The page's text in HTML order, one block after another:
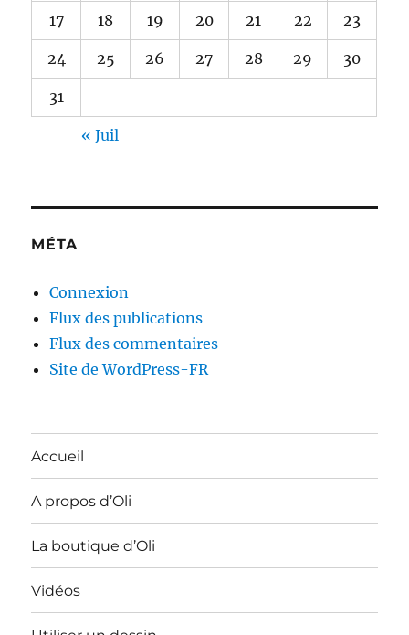
17 18 19 20 21 22 23
24 25 26 27 28 29 30
31
« Juil
MÉTA
Connexion
Flux des publications
Flux des commentaires
Site de WordPress-FR
Accueil
A propos d’Oli
La boutique d’Oli
Vidéos